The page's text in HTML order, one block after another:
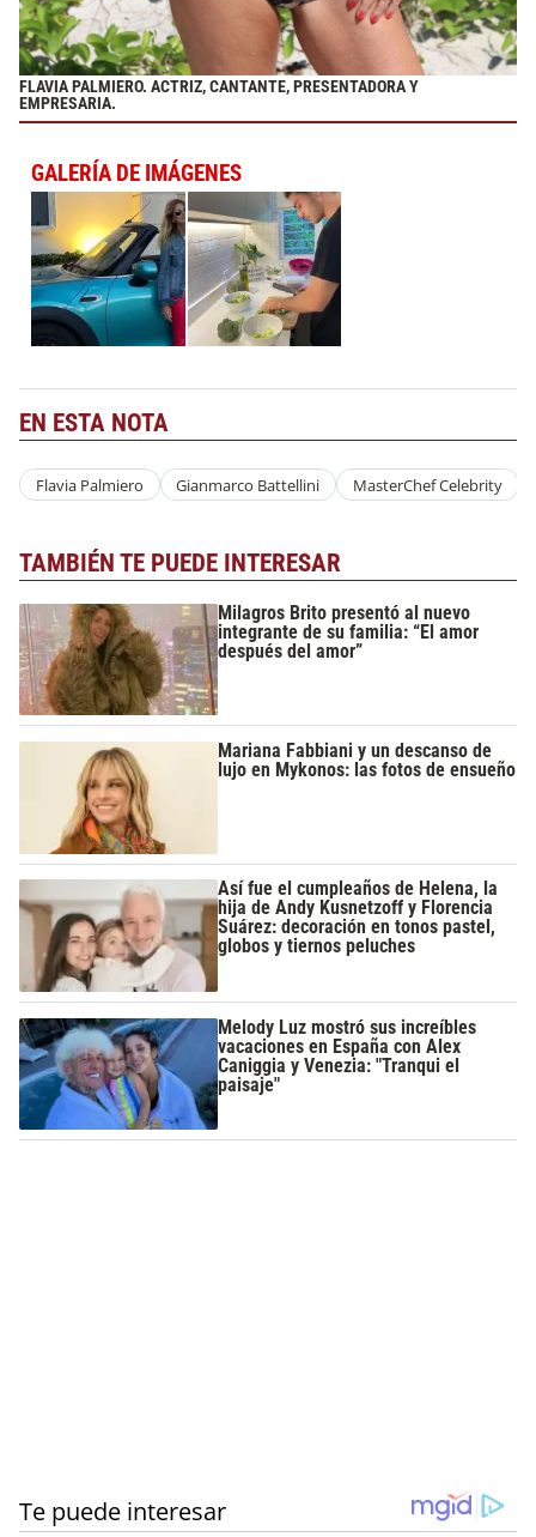
FLAVIA PALMIERO. ACTRIZ, CANTANTE, PRESENTADORA Y
EMPRESARIA.
GALERÍA DE IMÁGENES
EN ESTA NOTA
Flavia Palmiero Gianmarco Battellini MasterChef Celebrity
TAMBIÉN TE PUEDE INTERESAR
Milagros Brito presentó al nuevo
integrante de su familia: “El amor
después del amor”
Mariana Fabbiani y un descanso de
lujo en Mykonos: las fotos de ensueño
Así fue el cumpleaños de Helena, la
hija de Andy Kusnetzoff y Florencia
Suárez: decoración en tonos pastel,
globos y tiernos peluches
Melody Luz mostró sus increíbles
vacaciones en España con Alex
Caniggia y Venezia: "Tranqui el
paisaje"